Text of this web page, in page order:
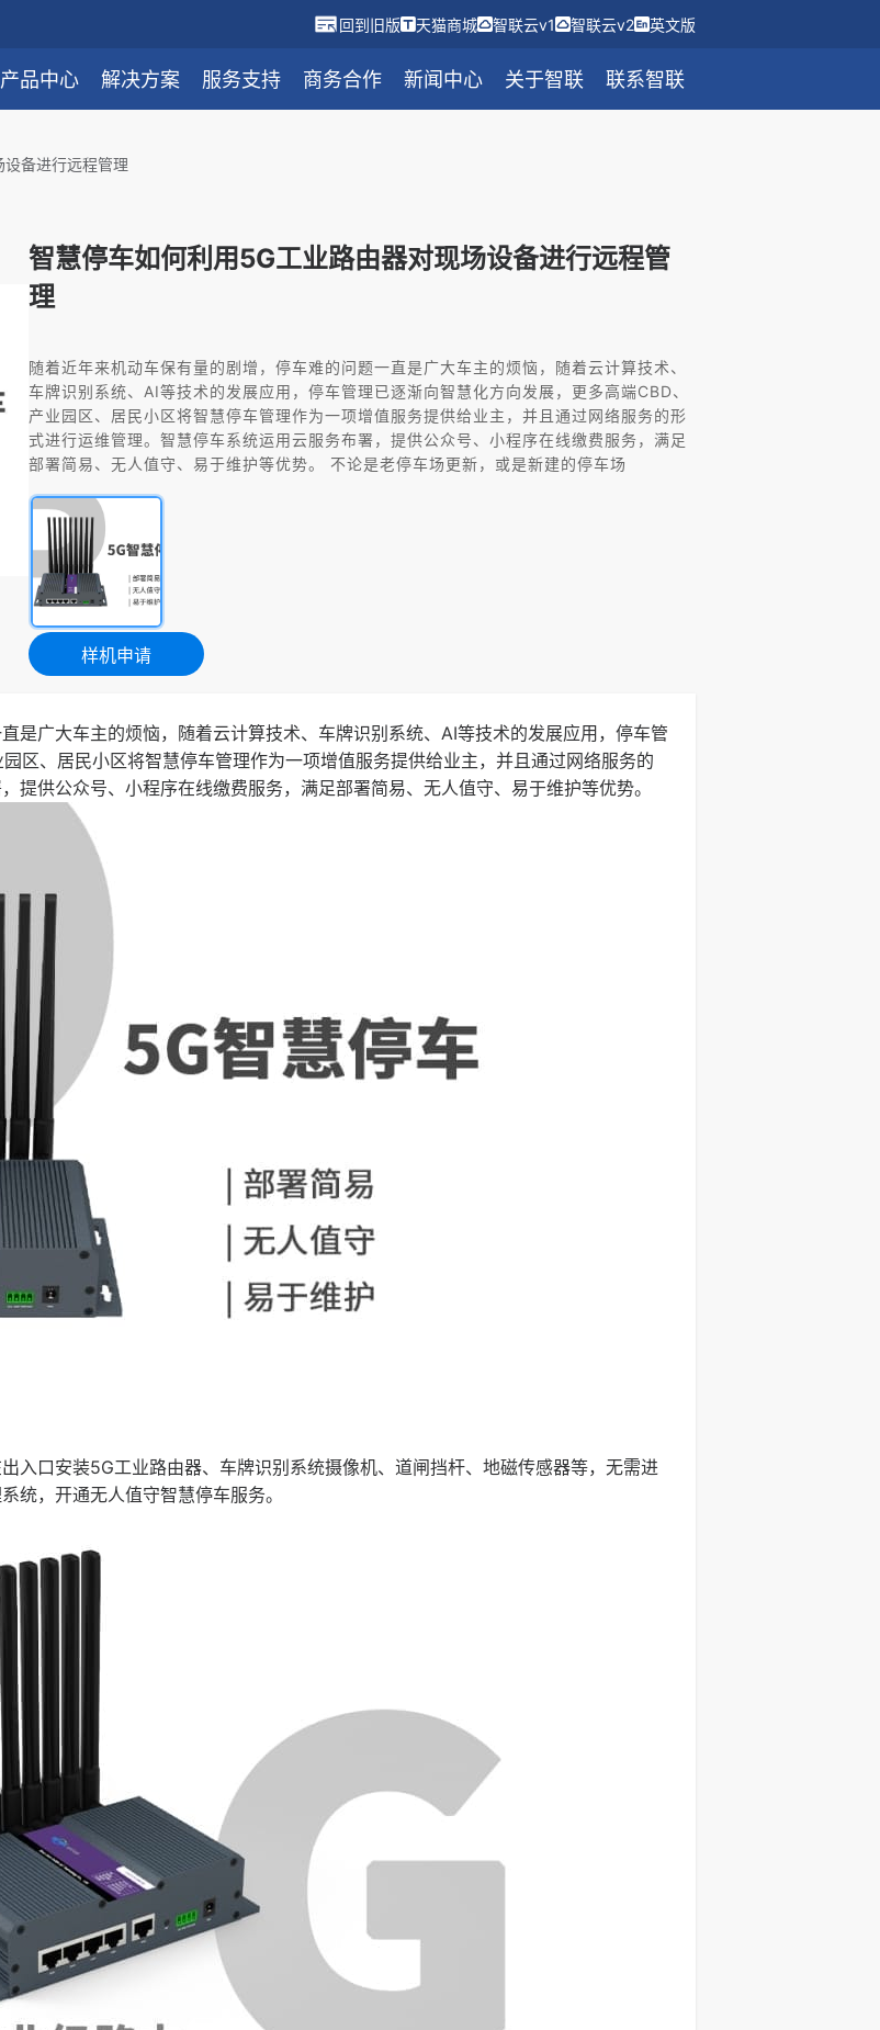
回到旧版 天猫商城 智联云v1 智联云v2 英文版
产品中心 解决方案 服务支持 商务合作 新闻中心 关于智联 联系智联
备进行远程管理
智慧停车如何利用5G工业路由器对现场设备进行远程管
理
随着近年来机动车保有量的剧增，停车难的问题一直是广大车主的烦恼，随着云计算技术、
车牌识别系统、AI等技术的发展应用，停车管理已逐渐向智慧化方向发展，更多高端CBD、
产业园区、居民小区将智慧停车管理作为一项增值服务提供给业主，并且通过网络服务的形
式进行运维管理。智慧停车系统运用云服务布署，提供公众号、小程序在线缴费服务，满足
部署简易、无人值守、易于维护等优势。 不论是老停车场更新，或是新建的停车场
样机申请
是广大车主的烦恼，随着云计算技术、车牌识别系统、AI等技术的发展应用，停车管
区、居民小区将智慧停车管理作为一项增值服务提供给业主，并且通过网络服务的
提供公众号、小程序在线缴费服务，满足部署简易、无人值守、易于维护等优势。
入口安装5G工业路由器、车牌识别系统摄像机、道闸挡杆、地磁传感器等，无需进
统，开通无人值守智慧停车服务。